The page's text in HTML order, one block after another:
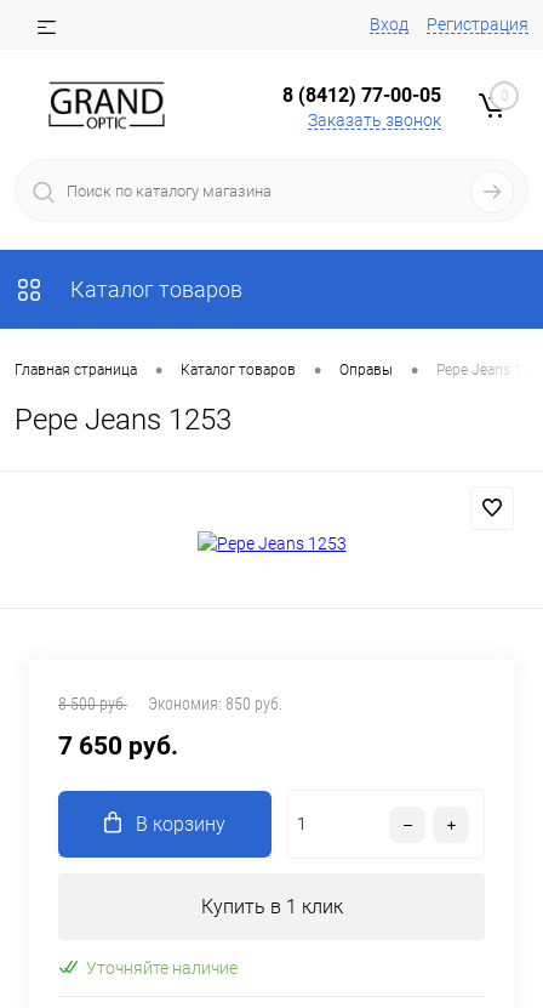
Вход Регистрация
8 (8412) 77-00-05
Заказать звонок
0
Каталог товаров
Главная страница • Каталог товаров • Оправы • Pepe Jeans
Pepe Jeans 1253
8 500 руб. Экономия: 850 руб.
7 650 руб.
В корзину
Купить в 1 клик
Уточняйте наличие